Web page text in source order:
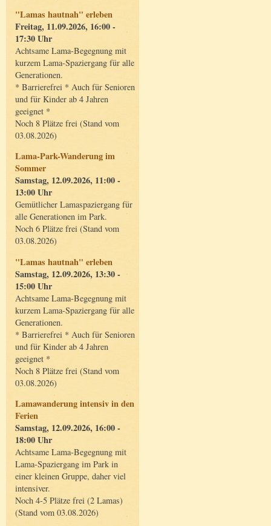
"Lamas hautnah" erleben
Freitag, 11.09.2026, 16:00 -
17:30 Uhr
Achtsame Lama-Begegnung mit
kurzem Lama-Spaziergang für alle
Generationen.
* Barrierefrei * Auch für Senioren
und für Kinder ab 4 Jahren
geeignet *
Noch 8 Plätze frei (Stand vom
03.08.2026)
Lama-Park-Wanderung im
Sommer
Samstag, 12.09.2026, 11:00 -
13:00 Uhr
Gemütlicher Lamaspaziergang für
alle Generationen im Park.
Noch 6 Plätze frei (Stand vom
03.08.2026)
"Lamas hautnah" erleben
Samstag, 12.09.2026, 13:30 -
15:00 Uhr
Achtsame Lama-Begegnung mit
kurzem Lama-Spaziergang für alle
Generationen.
* Barrierefrei * Auch für Senioren
und für Kinder ab 4 Jahren
geeignet *
Noch 8 Plätze frei (Stand vom
03.08.2026)
Lamawanderung intensiv in den
Ferien
Samstag, 12.09.2026, 16:00 -
18:00 Uhr
Achtsame Lama-Begegnung mit
Lama-Spaziergang im Park in
einer kleinen Gruppe, daher viel
intensiver.
Noch 4-5 Plätze frei (2 Lamas)
(Stand vom 03.08.2026)